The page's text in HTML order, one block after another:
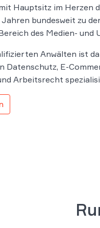
Hauptsitz im Herzen
bundesweit zu
des Medien- und
Anwälten ist
Datenschutz, E-
Arbeitsrecht